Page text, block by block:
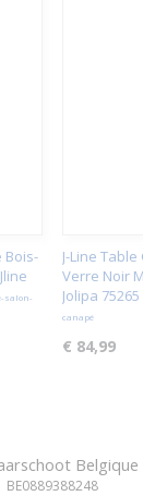
Bois-
salon-
J-Line
Verre Noir
Jolipa 75265
canapé
€ 84,99
BE0889388248